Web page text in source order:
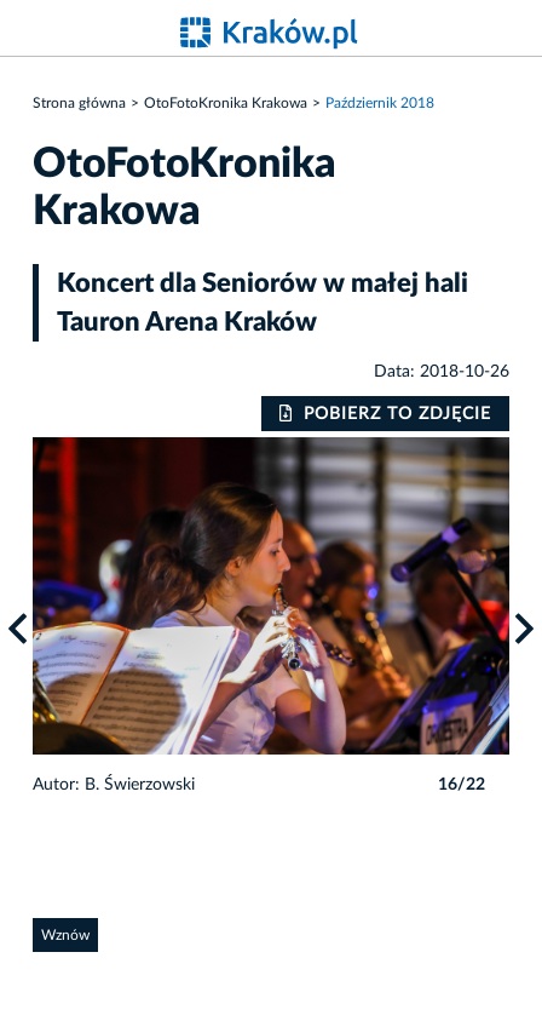
Strona główna OtoFotoKronika Krakowa Październik 2018
OtoFotoKronika
Krakowa
Koncert dla Seniorów w małej hali
Tauron Arena Kraków
Data: 2018-10-26
POBIERZ TO ZDJĘCIE
Autor: B. Świerzowski 16/22
Wznów